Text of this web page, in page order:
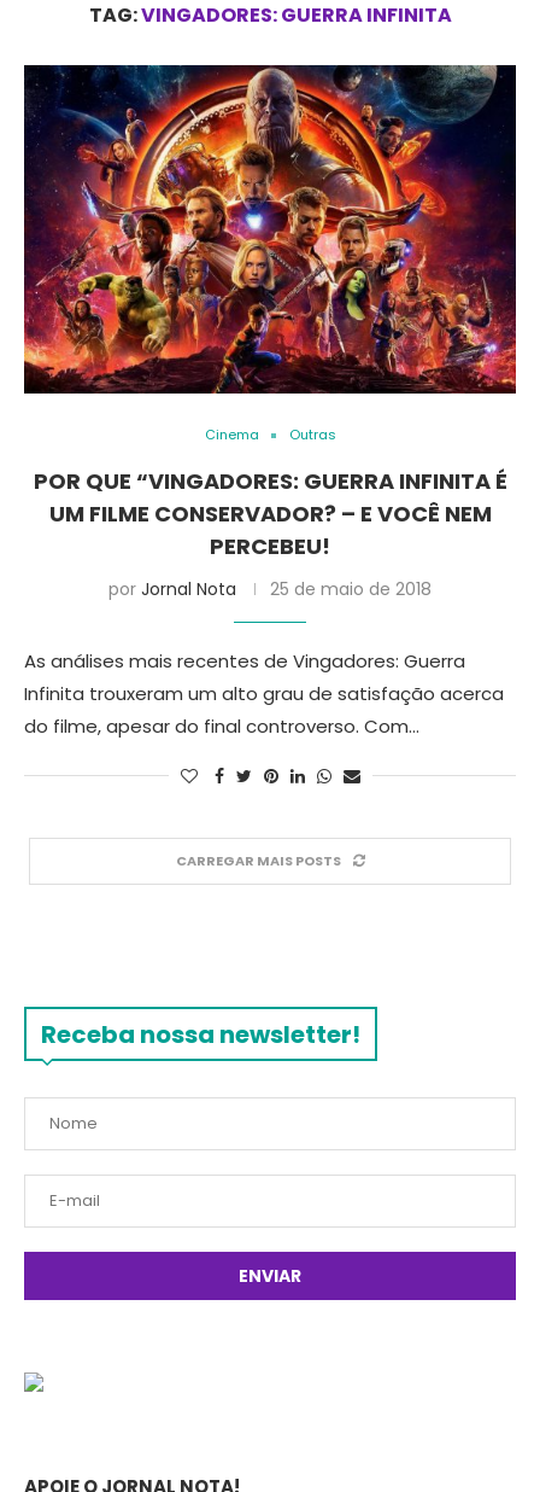
TAG:VINGADORES: GUERRA INFINITA
Cinema Outras
POR QUE “VINGADORES: GUERRA INFINITA É
UM FILME CONSERVADOR? – E VOCÊ NEM
PERCEBEU!
por Jornal Nota 25 de maio de 2018
As análises mais recentes de Vingadores: Guerra
Infinita trouxeram um alto grau de satisfação acerca
do filme, apesar do final controverso. Com…
CARREGAR MAIS POSTS
Receba nossa newsletter!
APOIE O JORNAL NOTA!